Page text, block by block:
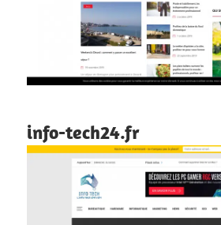
info-tech24.fr